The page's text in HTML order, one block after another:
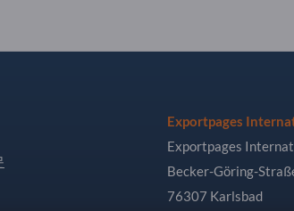
Exportpages
Exportpages
Becker-Göring-
76307 Karlsbad